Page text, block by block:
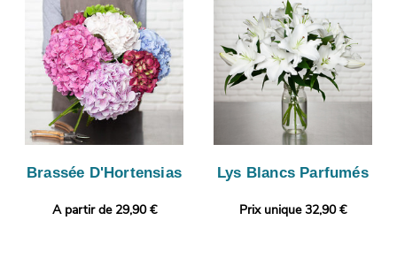
Brassée D'Hortensias
A partir de 29,90 €
Lys Blancs Parfumés
Prix unique 32,90 €